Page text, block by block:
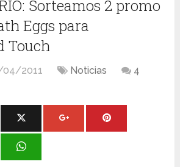
Sorteamos 2 promo
Eggs para
Touch
2011 Noticias
4